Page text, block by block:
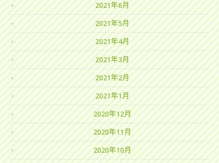
2021年6月
2021年5月
2021年4月
2021年3月
2021年2月
2021年1月
2020年12月
2020年11月
2020年10月